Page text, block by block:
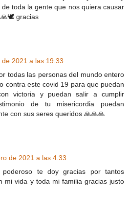
toda la gente que nos quiera causar
🙏🕊️ gracias
2021 a las 19:33
todas las personas del mundo entero
contra este covid 19 para que puedan
victoria y puedan salir a cumplir
de tu misericordia puedan
con sus seres queridos 🙏🙏🙏
de 2021 a las 4:33
te doy gracias por tantos
mi vida y toda mi familia gracias justo